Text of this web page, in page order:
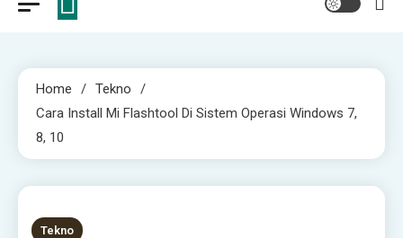
Home
Tekno
Cara Install Mi Flashtool Di Sistem Operasi Windows 7,
8, 10
2 MINS READ
Tekno